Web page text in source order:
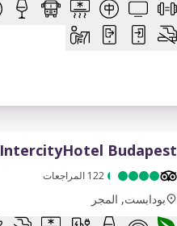
IntercityHotel Budapest
122 المراجعات
بودابست, المجر